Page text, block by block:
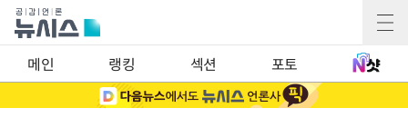
메인 랭킹 섹션 포토